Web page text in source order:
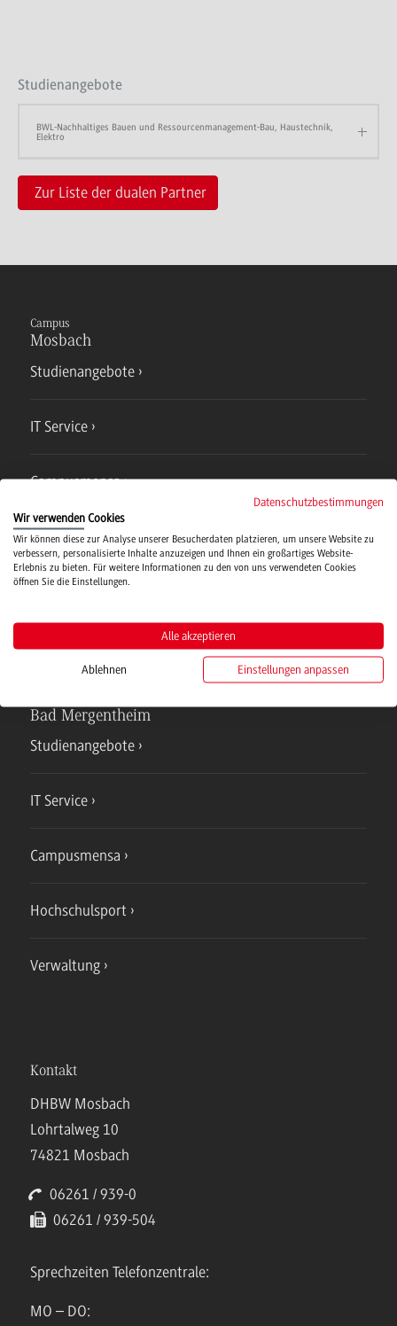
Studienangebote
BWL-Nachhaltiges Bauen und Ressourcenmanagement-Bau, Haustechnik,
Elektro
Zur Liste der dualen Partner
Campus
Mosbach
Studienangebote
IT Service
Campusmensa
Hochschulsport
Verwaltung
Bad Mergentheim
Studienangebote
IT Service
Campusmensa
Hochschulsport
Verwaltung
Kontakt
DHBW Mosbach
Lohrtalweg 10
74821 Mosbach
06261 / 939-0
06261 / 939-504
Sprechzeiten Telefonzentrale:
MO – DO:
Datenschutzbestimmungen
Wir verwenden Cookies
Wir können diese zur Analyse unserer Besucherdaten platzieren, um unsere Website zu
verbessern, personalisierte Inhalte anzuzeigen und Ihnen ein großartiges Website-
Erlebnis zu bieten. Für weitere Informationen zu den von uns verwendeten Cookies
öffnen Sie die Einstellungen.
Alle akzeptieren
Ablehnen Einstellungen anpassen